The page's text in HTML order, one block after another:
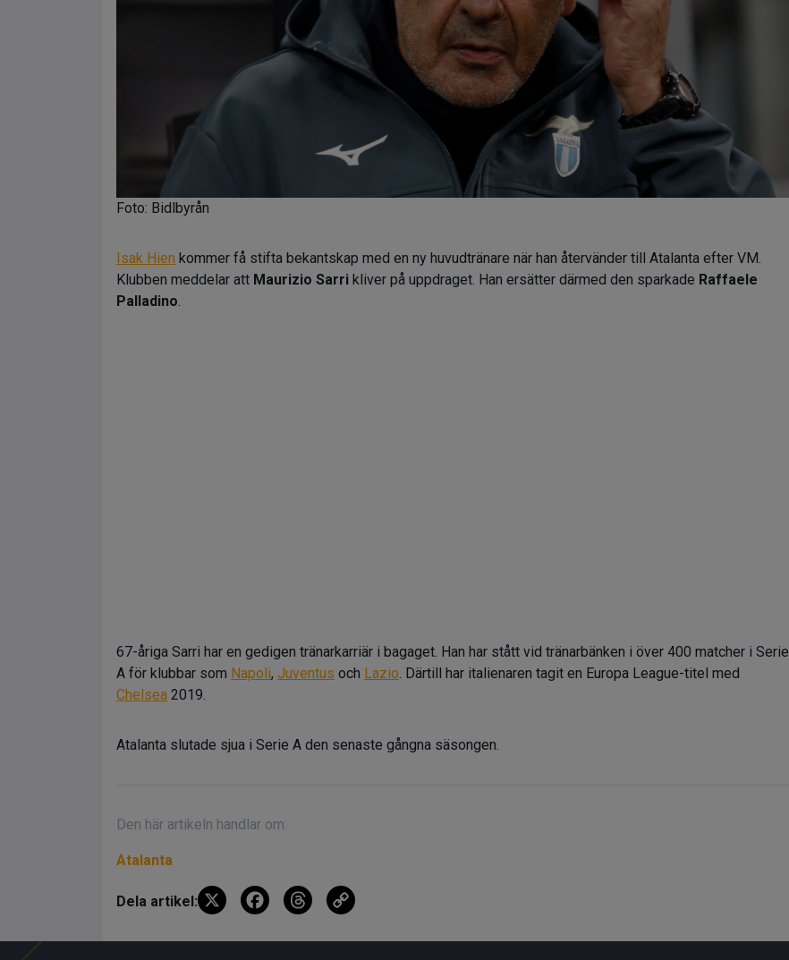
Foto: Bidlbyrån
Isak Hien kommer få stifta bekantskap med en ny huvudtränare när han återvänder till Atalanta efter VM.
Klubben meddelar att Maurizio Sarri kliver på uppdraget. Han ersätter därmed den sparkade Raffaele
Palladino.
67-åriga Sarri har en gedigen tränarkarriär i bagaget. Han har stått vid tränarbänken i över 400 matcher i Serie
A för klubbar som Napoli, Juventus och Lazio. Därtill har italienaren tagit en Europa League-titel med
Chelsea 2019.
Atalanta slutade sjua i Serie A den senaste gångna säsongen.
Den här artikeln handlar om:
Atalanta
Dela artikel: X
F
T